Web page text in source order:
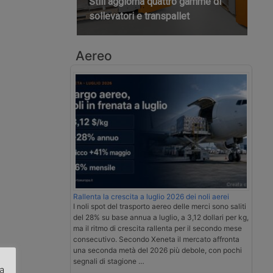
sollevatori e transpallet
Aereo
Rallenta la crescita a luglio 2026 dei noli aerei
I noli spot del trasporto aereo delle merci sono saliti
del 28% su base annua a luglio, a 3,12 dollari per kg,
ma il ritmo di crescita rallenta per il secondo mese
consecutivo. Secondo Xeneta il mercato affronta
una seconda metà del 2026 più debole, con pochi
segnali di stagione …